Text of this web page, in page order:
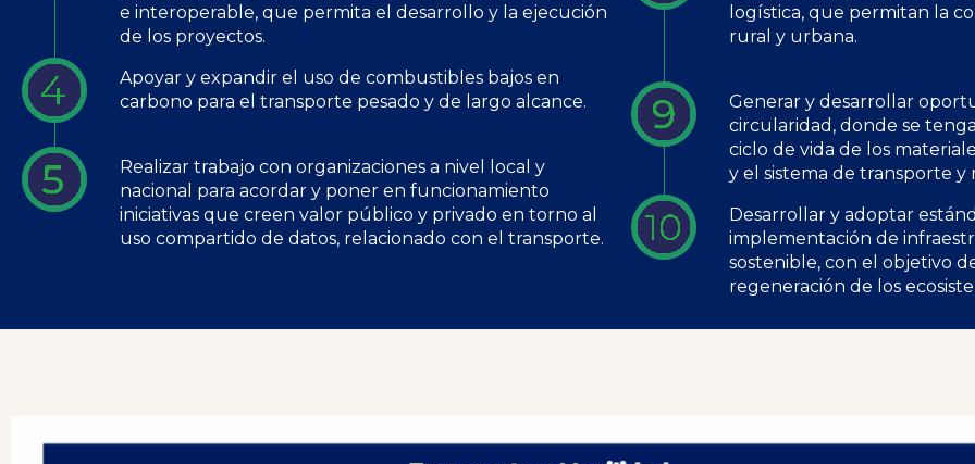
e interoperable, que permita el desarrollo y la ejecución
de los proyectos.
Apoyar y expandir el uso de combustibles bajos en
carbono para el transporte pesado y de largo alcance.
Realizar trabajo con organizaciones a nivel local y
nacional para acordar y poner en funcionamiento
iniciativas que creen valor público y privado en torno al
uso compartido de datos, relacionado con el transporte.
logística, que permitan la
rural y urbana.
Generar y desarrollar
circularidad, donde se
ciclo de vida de los
y el sistema de transporte y
Desarrollar y adoptar
implementación de
sostenible, con el objetivo
regeneración de los